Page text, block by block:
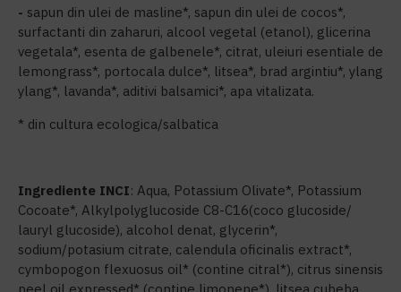
- sapun din ulei de masline*, sapun din ulei de cocos*,
surfactanti din zaharuri, alcool vegetal (etanol), glicerina
vegetala*, esenta de galbenele*, citrat, uleiuri esentiale de
lemongrass*, portocala dulce*, litsea*, brad argintiu*, ylang
ylang*, lavanda*, aditivi balsamici*, apa vitalizata.
* din cultura ecologica/salbatica
Ingrediente INCI: Aqua, Potassium Olivate*, Potassium
Cocoate*, Alkylpolyglucoside C8-C16(coco glucoside/
lauryl glucoside), alcohol denat, glycerin*,
sodium/potasium citrate, calendula oficinalis extract*,
cymbopogon flexuosus oil* (contine citral*), citrus sinensis